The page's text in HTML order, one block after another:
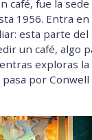
café, fue la
1956. Entra
esta parte
un café, algo
exploras
pasa por Conwell